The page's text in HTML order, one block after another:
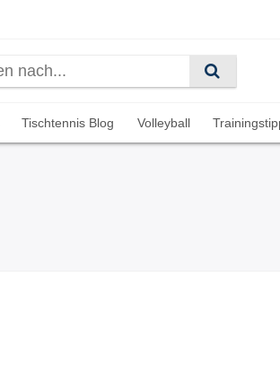
Tischtennis Blog Volleyball